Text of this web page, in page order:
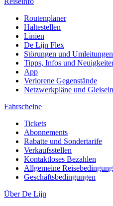
Routenplaner
Haltestellen
Linien
De Lijn Flex
Störungen und Umleitungen
Tipps, Infos und
App
Verlorene Gegenstände
Netzwerkpläne und
Fahrscheine
Tickets
Abonnements
Rabatte und Sondertarife
Verkaufsstellen
Kontaktloses Bezahlen
Allgemeine
Geschäftsbedingungen
Über De Lijn